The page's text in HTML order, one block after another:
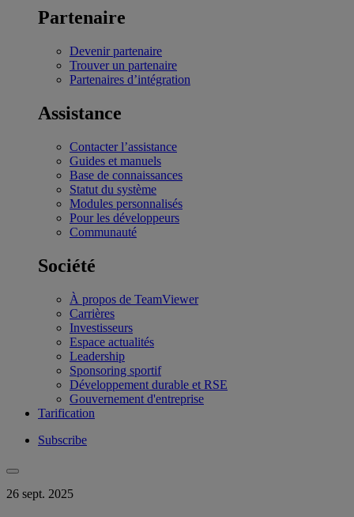
Partenaire
Devenir partenaire
Trouver un partenaire
Partenaires d’intégration
Assistance
Contacter l’assistance
Guides et manuels
Base de connaissances
Statut du système
Modules personnalisés
Pour les développeurs
Communauté
Société
À propos de TeamViewer
Carrières
Investisseurs
Espace actualités
Leadership
Sponsoring sportif
Développement durable et RSE
Gouvernement d'entreprise
Tarification
Subscribe
26 sept. 2025